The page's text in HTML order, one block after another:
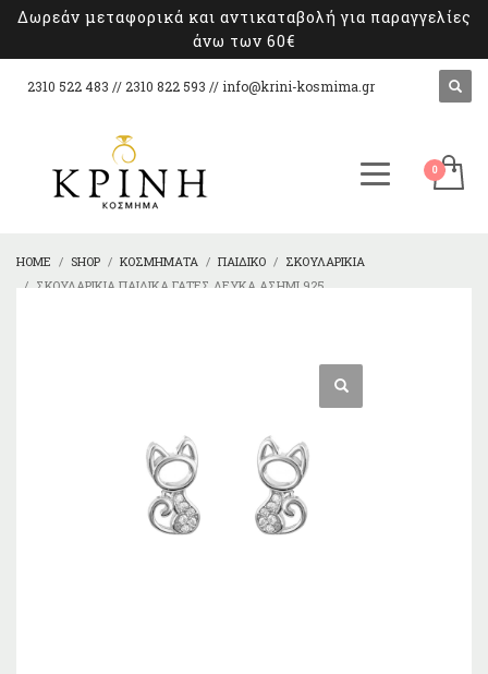
Δωρεάν μεταφορικά και αντικαταβολή για παραγγελίες
άνω των 60€
2310 522 483 // 2310 822 593 // info@krini-kosmima.gr
HOME SHOP ΚΟΣΜΉΜΑΤΑ ΠΑΙΔΙΚΌ
ΣΚΟΥΛΑΡΊΚΙΑ
ΣΚΟΥΛΑΡΊΚΙΑ ΠΑΙΔΙΚΆ ΓΆΤΕΣ ΛΕΥΚΆ ΑΣΉΜΙ 925